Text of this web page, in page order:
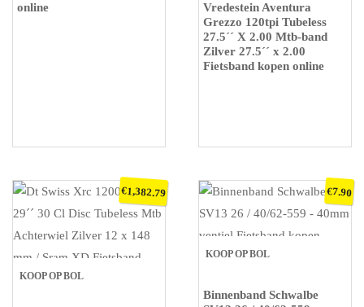
online
Vredestein Aventura
Grezzo 120tpi Tubeless
27.5´´ X 2.00 Mtb-band
Zilver 27.5´´ x 2.00
Fietsband kopen online
KOOP OP BOL
€1,382.79
KOOP OP BOL
Binnenband Schwalbe
€7.90